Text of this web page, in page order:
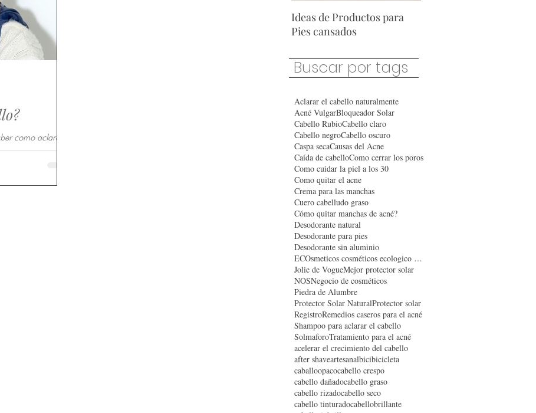
como aclarar
naturales.
Ideas de Productos para
Pies cansados
Buscar por tags
Aclarar el cabello naturalmente
Acné VulgarBloqueador Solar
Cabello RubioCabello claro
Cabello negroCabello oscuro
Caspa secaCausas del Acne
Caída de cabelloComo cerrar los poros
Como cuidar la piel a los 30
Como quitar el acne
Crema para las manchas
Cuero cabelludo graso
Cómo quitar manchas de acné?
Desodorante natural
Desodorante para pies
Desodorante sin aluminio
ECOsmeticos cosméticos ecologico organico
Jolie de VogueMejor protector solar
NOSNegocio de cosméticos
Piedra de Alumbre
Protector Solar NaturalProtector solar
RegistroRemedios caseros para el acné
Shampoo para aclarar el cabello
SolmaforoTratamiento para el acné
acelerar el crecimiento del cabello
after shaveartesanalbicibicicleta
caballoopacocabello crespo
cabello dañadocabello graso
cabello rizadocabello seco
cabello tinturadocabellobrillante